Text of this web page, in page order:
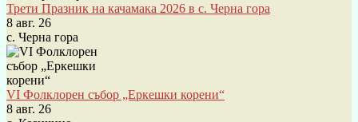
Трети Празник на качамака 2026 в с. Черна гора
8 авг. 26
с. Черна гора
VI Фолклорен събор „Еркешки корени“
8 авг. 26